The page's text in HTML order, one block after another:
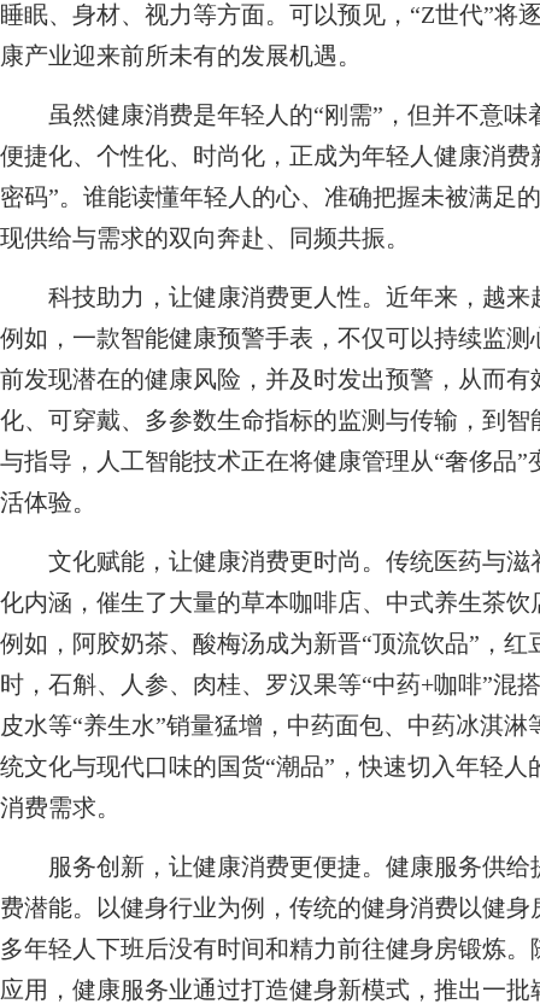
睡眠、身材、视力等方面。可以预见，“Z世代”将
康产业迎来前所未有的发展机遇。
虽然健康消费是年轻人的“刚需”，但并不意味
便捷化、个性化、时尚化，正成为年轻人健康消
密码”。谁能读懂年轻人的心、准确把握未被满足
现供给与需求的双向奔赴、同频共振。
科技助力，让健康消费更人性。近年来，越来
例如，一款智能健康预警手表，不仅可以持续监
前发现潜在的健康风险，并及时发出预警，从而
化、可穿戴、多参数生命指标的监测与传输，到
与指导，人工智能技术正在将健康管理从“奢侈品
活体验。
文化赋能，让健康消费更时尚。传统医药与滋
化内涵，催生了大量的草本咖啡店、中式养生茶
例如，阿胶奶茶、酸梅汤成为新晋“顶流饮品”，
时，石斛、人参、肉桂、罗汉果等“中药+咖啡”混
皮水等“养生水”销量猛增，中药面包、中药冰淇
统文化与现代口味的国货“潮品”，快速切入年轻
消费需求。
服务创新，让健康消费更便捷。健康服务供给
费潜能。以健身行业为例，传统的健身消费以健
多年轻人下班后没有时间和精力前往健身房锻炼
应用，健康服务业通过打造健身新模式，推出一